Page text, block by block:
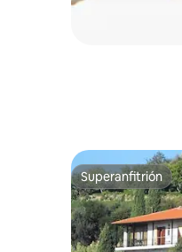
Superanfitrión
Superanfitrión